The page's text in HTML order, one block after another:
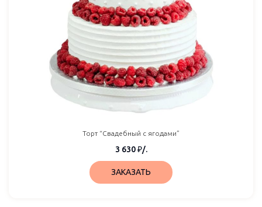
Торт “Свадебный с ягодами”
3 630₽/.
ЗАКАЗАТЬ